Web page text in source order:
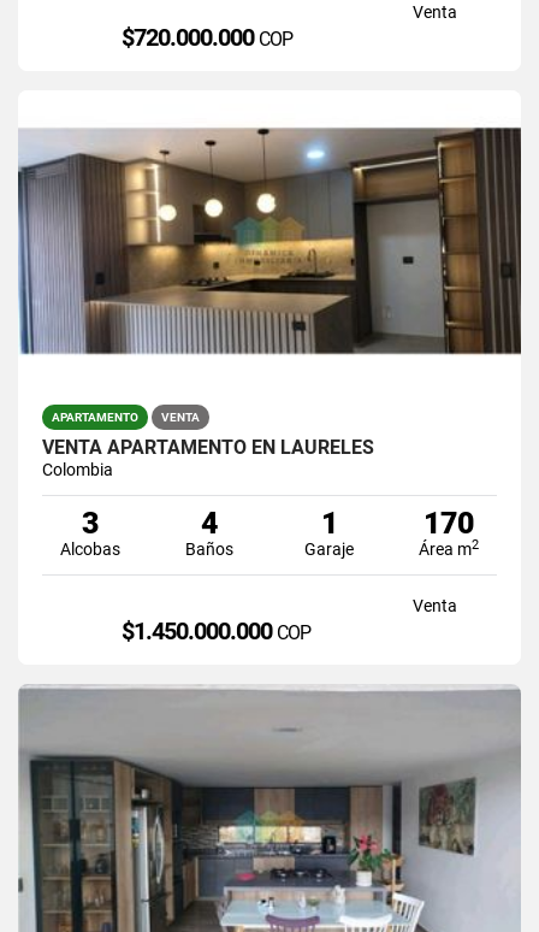
Venta
$720.000.000 COP
APARTAMENTO VENTA
VENTA APARTAMENTO EN LAURELES
Colombia
3
Alcobas
4
Baños
1
Garaje
170
Área m2
Venta
$1.450.000.000 COP